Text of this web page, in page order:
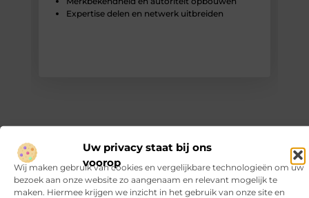
Uw privacy staat bij ons
voorop
Wij maken gebruik van cookies en vergelijkbare technologieën om uw
bezoek aan onze website zo aangenaam en relevant mogelijk te
maken. Hiermee krijgen we inzicht in het gebruik van onze site en
Expertise delen en netwerk uitbreiden
REGISTRATIEPROCEDURE
Schrijf mee in 4 eenvoudige stappen